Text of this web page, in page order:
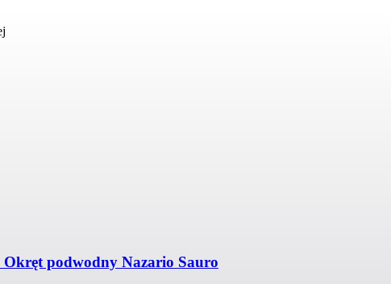
podwodny Nazario Sauro